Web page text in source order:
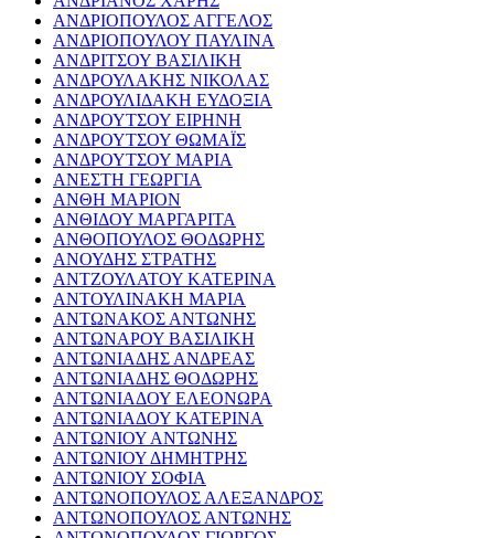
ΑΝΔΡΙΟΠΟΥΛΟΣ ΑΓΓΕΛΟΣ
ΑΝΔΡΙΟΠΟΥΛΟΥ ΠΑΥΛΙΝΑ
ΑΝΔΡΙΤΣΟΥ ΒΑΣΙΛΙΚΗ
ΑΝΔΡΟΥΛΑΚΗΣ ΝΙΚΟΛΑΣ
ΑΝΔΡΟΥΛΙΔΑΚΗ ΕΥΔΟΞΙΑ
ΑΝΔΡΟΥΤΣΟΥ ΕΙΡΗΝΗ
ΑΝΔΡΟΥΤΣΟΥ ΘΩΜΑΪΣ
ΑΝΔΡΟΥΤΣΟΥ ΜΑΡΙΑ
ΑΝΕΣΤΗ ΓΕΩΡΓΙΑ
ΑΝΘΗ ΜΑΡΙΟΝ
ΑΝΘΙΔΟΥ ΜΑΡΓΑΡΙΤΑ
ΑΝΘΟΠΟΥΛΟΣ ΘΟΔΩΡΗΣ
ΑΝΟΥΔΗΣ ΣΤΡΑΤΗΣ
ΑΝΤΖΟΥΛΑΤΟΥ ΚΑΤΕΡΙΝΑ
ΑΝΤΟΥΛΙΝΑΚΗ ΜΑΡΙΑ
ΑΝΤΩΝΑΚΟΣ ΑΝΤΩΝΗΣ
ΑΝΤΩΝΑΡΟΥ ΒΑΣΙΛΙΚΗ
ΑΝΤΩΝΙΑΔΗΣ ΑΝΔΡΕΑΣ
ΑΝΤΩΝΙΑΔΗΣ ΘΟΔΩΡΗΣ
ΑΝΤΩΝΙΑΔΟΥ ΕΛΕΟΝΩΡΑ
ΑΝΤΩΝΙΑΔΟΥ ΚΑΤΕΡΙΝΑ
ΑΝΤΩΝΙΟΥ ΑΝΤΩΝΗΣ
ΑΝΤΩΝΙΟΥ ΔΗΜΗΤΡΗΣ
ΑΝΤΩΝΙΟΥ ΣΟΦΙΑ
ΑΝΤΩΝΟΠΟΥΛΟΣ ΑΛΕΞΑΝΔΡΟΣ
ΑΝΤΩΝΟΠΟΥΛΟΣ ΑΝΤΩΝΗΣ